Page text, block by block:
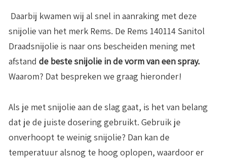
Daarbij kwamen wij al snel in aanraking met deze
snijolie van het merk Rems. De Rems 140114 Sanitol
Draadsnijolie is naar ons bescheiden mening met
afstand de beste snijolie in de vorm van een spray.
Waarom? Dat bespreken we graag hieronder!
Als je met snijolie aan de slag gaat, is het van belang
dat je de juiste dosering gebruikt. Gebruik je
onverhoopt te weinig snijolie? Dan kan de
temperatuur alsnog te hoog oplopen, waardoor er